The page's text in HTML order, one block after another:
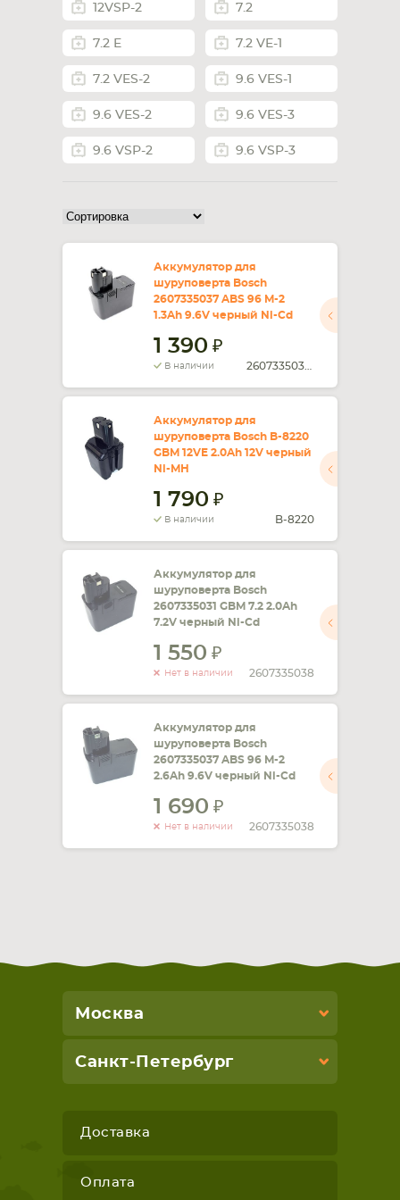
СМАРТФОНА КОМПЛЕКТУЮЩИЕ
12VSP-2 7.2
7.2 E 7.2 VE-1
7.2 VES-2 9.6 VES-1
9.6 VES-2 9.6 VES-3
9.6 VSP-2 9.6 VSP-3
Аккумулятор для
шуруповерта Bosch
2607335037 ABS 96 M-2
1.3Ah 9.6V черный Ni-Cd
1 390
В наличии
Аккумулятор для
шуруповерта Bosch B-8220
GBM 12VE 2.0Ah 12V черный
Ni-MH
1 790
В наличии B-8220
Аккумулятор для
шуруповерта Bosch
2607335031 GBM 7.2 2.0Ah
7.2V черный Ni-Cd
1 550
Нет в наличии 2607335038
Аккумулятор для
шуруповерта Bosch
2607335037 ABS 96 M-2
2.6Ah 9.6V черный Ni-Cd
1 690
Нет в наличии 2607335038
Москва
Санкт-Петербург
Доставка
Оплата